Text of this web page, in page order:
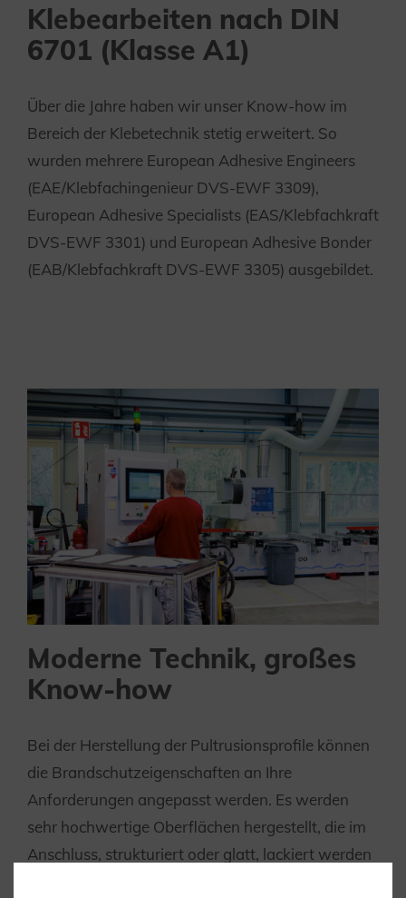
Klebearbeiten nach DIN
6701 (Klasse A1)
Über die Jahre haben wir unser Know-how im
Bereich der Klebetechnik stetig erweitert. So
wurden mehrere European Adhesive Engineers
(EAE/Klebfachingenieur DVS-EWF 3309),
European Adhesive Specialists (EAS/Klebfachkraft
DVS-EWF 3301) und European Adhesive Bonder
(EAB/Klebfachkraft DVS-EWF 3305) ausgebildet.
Moderne Technik, großes
Know-how
Bei der Herstellung der Pultrusionsprofile können
die Brandschutzeigenschaften an Ihre
Anforderungen angepasst werden. Es werden
sehr hochwertige Oberflächen hergestellt, die im
Anschluss, strukturiert oder glatt, lackiert werden